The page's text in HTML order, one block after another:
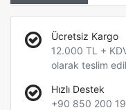
Ücretsiz Kargo
12.000 TL +
olarak teslim
Hızlı Destek
+90 850 200